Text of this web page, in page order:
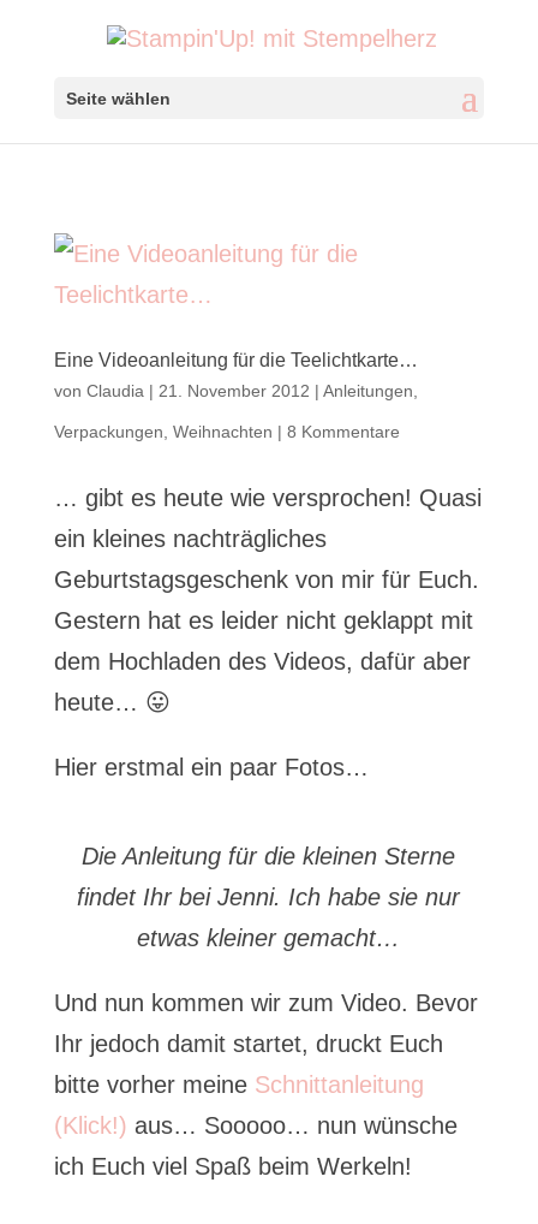
Seite wählen
Eine Videoanleitung für die Teelichtkarte…
von Claudia | 21. November 2012 | Anleitungen
Verpackungen Weihnachten | 8 Kommentare
… gibt es heute wie versprochen! Quasi
ein kleines nachträgliches
Geburtstagsgeschenk von mir für Euch.
Gestern hat es leider nicht geklappt mit
dem Hochladen des Videos, dafür aber
heute… 😛
Hier erstmal ein paar Fotos…
Die Anleitung für die kleinen Sterne
findet Ihr bei Jenni. Ich habe sie nur
etwas kleiner gemacht…
Und nun kommen wir zum Video. Bevor
Ihr jedoch damit startet, druckt Euch
bitte vorher meine Schnittanleitung
(Klick!) aus… Sooooo… nun wünsche
ich Euch viel Spaß beim Werkeln!